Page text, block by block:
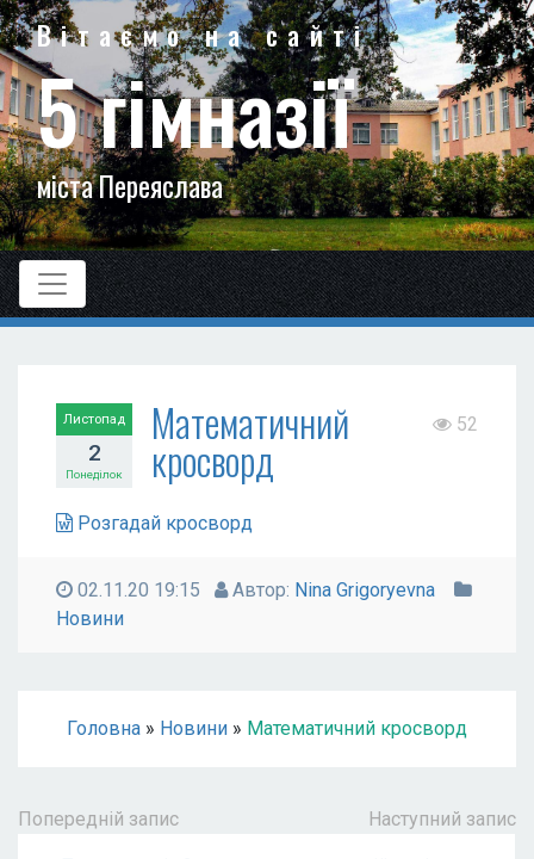
Вітаємо на сайті
5 гімназії
міста Переяслава
Листопад
2
Понеділок
Математичний
кросворд
52
Розгадай кросворд
02.11.20 19:15 Автор: Nina Grigoryevna
Новини
Головна » Новини » Математичний кросворд
Попередній запис Наступний запис